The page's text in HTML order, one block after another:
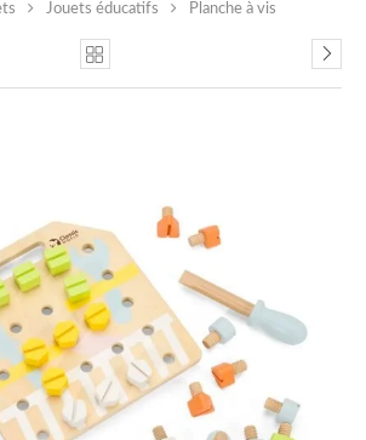
Jouets éducatifs Planche à vis